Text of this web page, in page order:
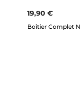
19,90 €
Boîtier Complet